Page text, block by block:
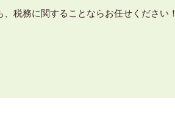
税務に関することならお任せください！